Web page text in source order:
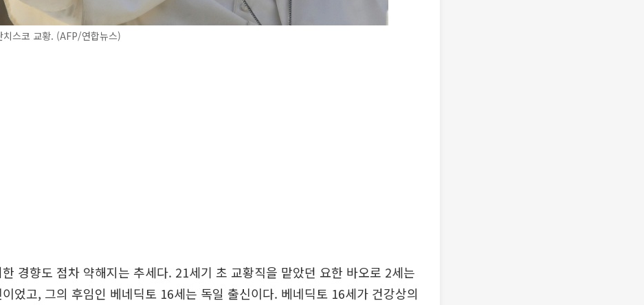
스코 교황. (AFP/연합뉴스)
경향도 점차 약해지는 추세다. 21세기 초 교황직을 맡았던 요한 바오로 2세는
었고, 그의 후임인 베네딕토 16세는 독일 출신이다. 베네딕토 16세가 건강상의